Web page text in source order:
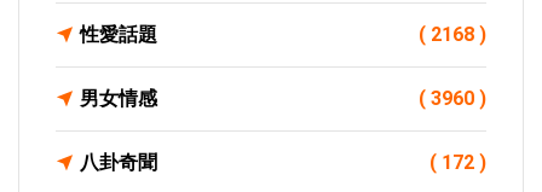
性愛話題 ( 2168 )
男女情感 ( 3960 )
八卦奇聞 ( 172 )